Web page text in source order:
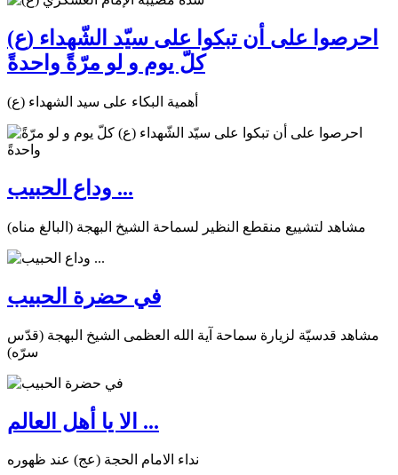
احرصوا على أن تبكوا على سيّد الشّهداء (ع)
كلّ يوم و لو مرّةً واحدةً
أهمية البكاء على سيد الشهداء (ع)
وداع الحبيب ...
مشاهد لتشييع منقطع النظير لسماحة الشيخ البهجة (البالغ مناه)
في حضرة الحبيب
مشاهد قدسيّة لزيارة سماحة آية الله العظمى الشيخ البهجة (قدّس
سرّه)
الا يا أهل العالم ...
نداء الامام الحجة (عج) عند ظهوره